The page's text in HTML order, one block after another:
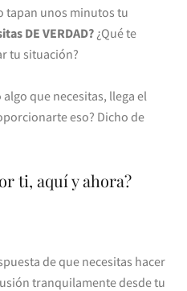
tapan unos minutos tu
DE VERDAD? ¿Qué te
tu situación?
que necesitas, llega el
eso? Dicho de
ti, aquí y ahora?
de que necesitas hacer
tranquilamente desde tu